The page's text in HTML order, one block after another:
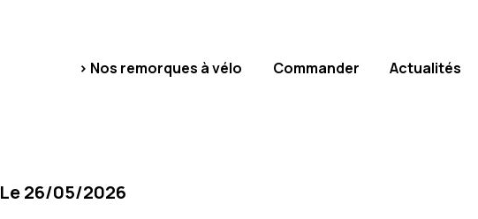
> Nos remorques à vélo Commander Actualités
Le 26/05/2026